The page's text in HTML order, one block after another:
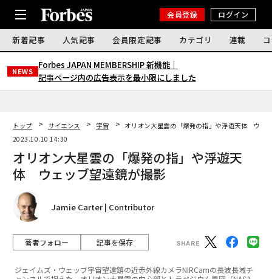
会員登録 ログイン
新着記事 人気記事 会員限定記事 カテゴリ 連載
NEWS
Forbes JAPAN MEMBERSHIP 新機能｜
記事ページ内の広告表示を最小限にしました
トップ サイエンス 宇宙
オリオン大星雲の「爆発の指」や浮遊天体 ウェ
2023.10.10 14:30
オリオン大星雲の「爆発の指」や浮遊天
体 ウェッブ望遠鏡が撮影
Jamie Carter | Contributor
著者フォロー 記事を保存
ジェイムズ・ウェッブ宇宙望遠鏡の近赤外線カメラNIRCamの長波長域チ